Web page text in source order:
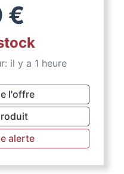
€
il y a 1 heure
l'offre
alerte